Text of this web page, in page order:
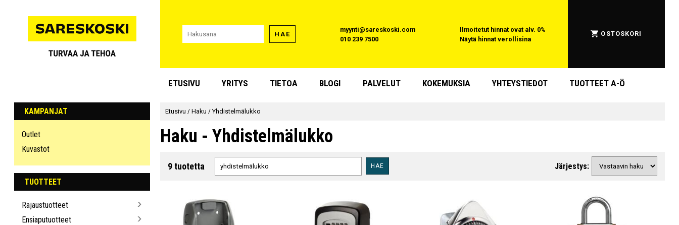
HAE
myynti@sareskoski.com
010 239 7500
Ilmoitetut hinnat ovat alv. 0%
Näytä hinnat verollisina
OSTOSKORI
ETUSIVU YRITYS TIETOA BLOGI PALVELUT KOKEMUKSIA YHTEYSTIEDOT TUOTTEET A-Ö
KAMPANJAT
Outlet
Kuvastot
TUOTTEET
Rajaustuotteet
Ensiaputuotteet
Etusivu /Haku /Yhdistelmälukko
Haku - Yhdistelmälukko
9 tuotetta HAE Järjestys: